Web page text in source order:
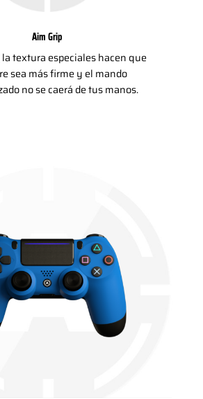
Aim Grip
textura especiales hacen que
sea más firme y el mando
no se caerá de tus manos.